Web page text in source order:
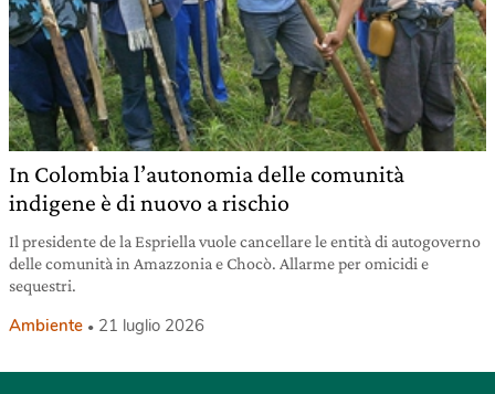
In Colombia l’autonomia delle comunità
indigene è di nuovo a rischio
Il presidente de la Espriella vuole cancellare le entità di autogoverno
delle comunità in Amazzonia e Chocò. Allarme per omicidi e
sequestri.
Ambiente 21 luglio 2026